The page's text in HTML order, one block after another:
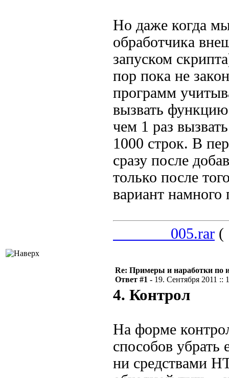
Но даже когда
обработчика
запуском
пор пока не
программ
вызвать
чем 1 раз
1000 строк. В
сразу после
только после
вариант намного
_______005.rar (
Re: Примеры и наработки по
Ответ #1 - 19. Сентября 2011 ::
4. Контрол
На форме
способов убрать
ни средствами